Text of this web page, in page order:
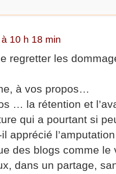
10 h 18 min
regretter les
à vos propos…
… la rétention et
qui a pourtant si
apprécié
des blogs comme
dans un partage,